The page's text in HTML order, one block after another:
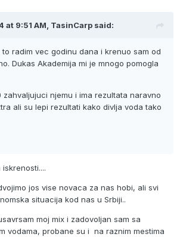
at 9:51 AM, TasinCarp said:
radim vec godinu dana i krenuo sam od
Dukas Akademija mi je mnogo pomogla
zahvaljujuci njemu i ima rezultata naravno
ali su lepi rezultati kako divlja voda tako
jos vise novaca za nas hobi, ali svi
situacija kod nas u Srbiji..
moj mix i zadovoljan sam sa
vodama, probane su i na raznim mestima